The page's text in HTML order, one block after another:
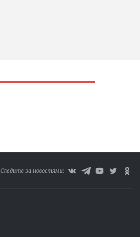
Следите за новостями: